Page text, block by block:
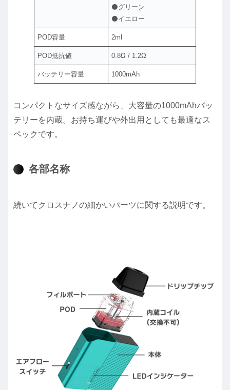
⚫グリーン
⚫イエロー
POD容量 2ml
POD抵抗値 0.8Ω / 1.2Ω
バッテリー容量 1000mAh
コンパクトなサイズ感ながら、大容量の1000mAhバッ
テリーを内蔵。お持ち運びや外出用としても最適なス
ペックです。
各部名称
続いてクロスナノの細かいパーツに関する説明です。